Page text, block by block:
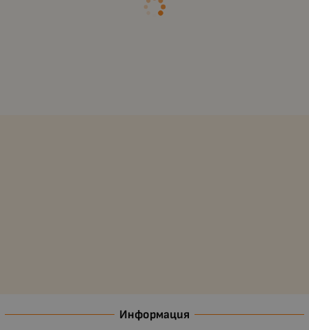
Информация